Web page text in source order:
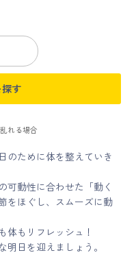
意書
す
れる場合
のために体を整えていき
可動性に合わせた「動く
をほぐし、スムーズに動
体もリフレッシュ！
日を迎えましょう。